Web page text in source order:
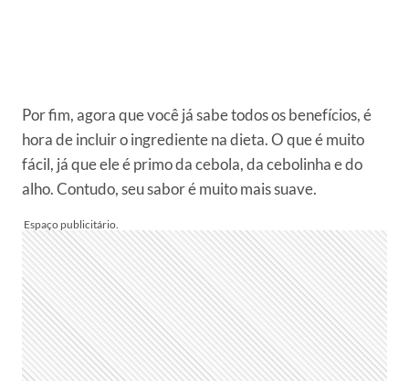
Por fim, agora que você já sabe todos os benefícios, é
hora de incluir o ingrediente na dieta. O que é muito
fácil, já que ele é primo da cebola, da cebolinha e do
alho. Contudo, seu sabor é muito mais suave.